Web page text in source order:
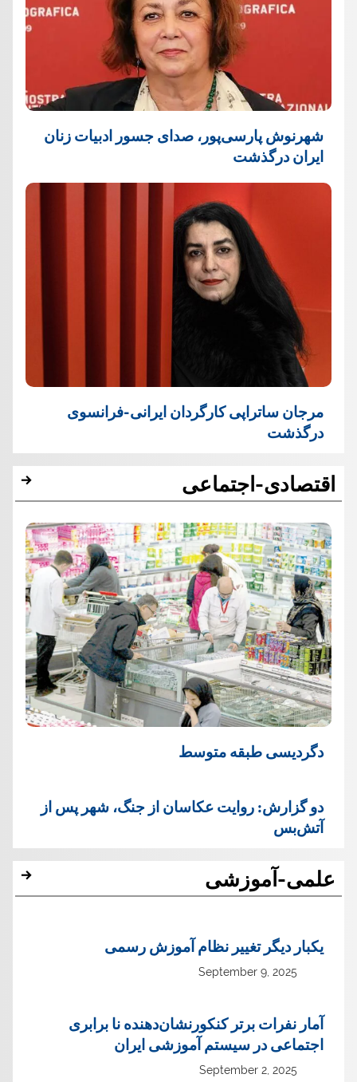
شهرنوش پارسی‌پور، صدای جسور ادبیات زنان
ایران درگذشت
مرجان ساتراپی کارگردان ایرانی-فرانسوی
درگذشت
اقتصادی-اجتماعی
دگردیسی طبقه متوسط
دو گزارش: روایت عکاسان از جنگ، شهر پس از
آتش‌بس
علمی-آموزشی
یک‏بار دیگر تغییر نظام آموزش رسمی
September 9, 2025
آمار نفرات برتر کنکورنشان‌دهنده نا برابری
اجتماعی در سیستم آموزشی ایران
September 2, 2025